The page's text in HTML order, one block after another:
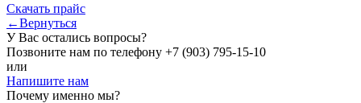
Скачать прайс
←Вернуться
У Вас остались вопросы?
Позвоните нам по телефону +7 (903) 795-15-10
или
Напишите нам
Почему именно мы?